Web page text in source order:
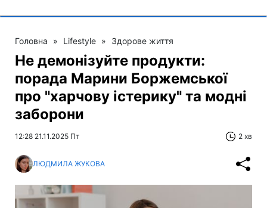
Головна » Lifestyle » Здорове життя
Не демонізуйте продукти:
порада Марини Боржемської
про "харчову істерику" та модні
заборони
12:28 21.11.2025 Пт 2 хв
ЛЮДМИЛА ЖУКОВА